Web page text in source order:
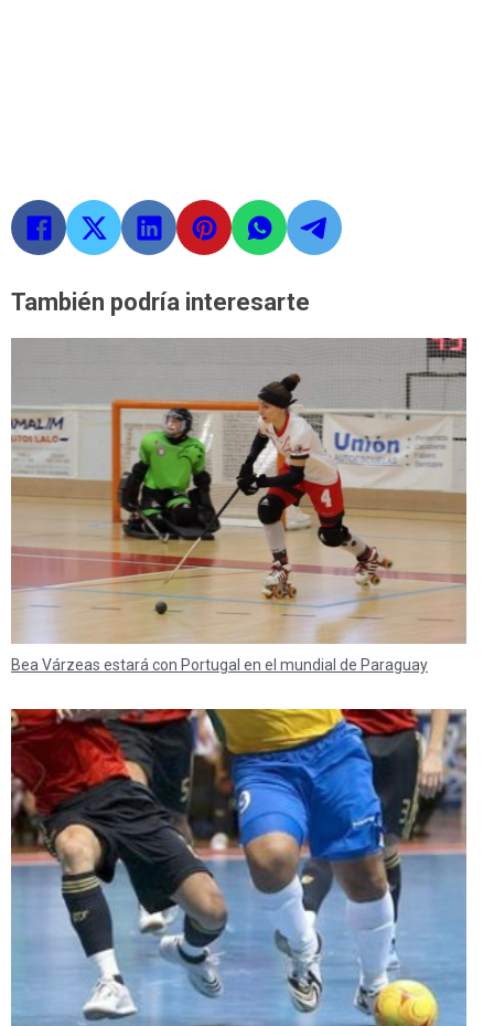
También podría interesarte
Bea Várzeas estará con Portugal en el mundial de Paraguay